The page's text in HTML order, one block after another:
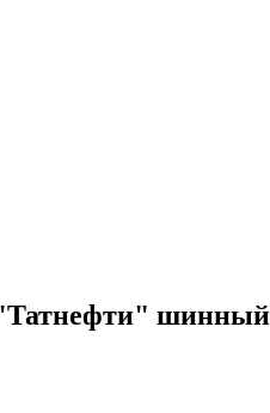
шинный